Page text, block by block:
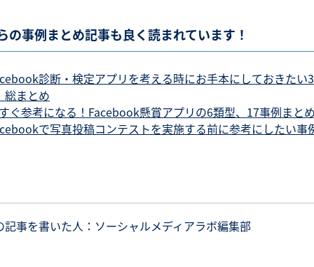
の事例まとめ記事も良く読まれています！
診断・検定アプリを考える時にお手本にしておきたい
総まとめ
ぐ参考になる！Facebook懸賞アプリの6類型、17事例まと
で写真投稿コンテストを実施する前に参考にしたい事
記事を書いた人：ソーシャルメディアラボ編集部